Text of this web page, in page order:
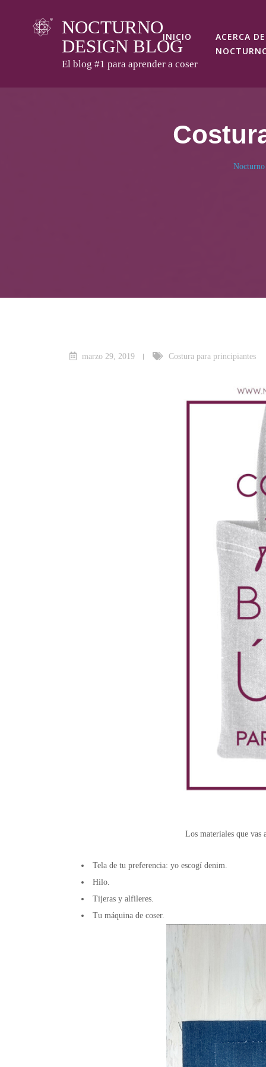
NOCTURNO
DESIGN BLOG
El blog #1 para aprender a coser
INICIO
ACERCA DE
marzo 29, 2019 Costura para principiantes
Los materiales que vas
Tela de tu preferencia: yo escogí denim.
Hilo.
Tijeras y alfileres.
Tu máquina de coser.